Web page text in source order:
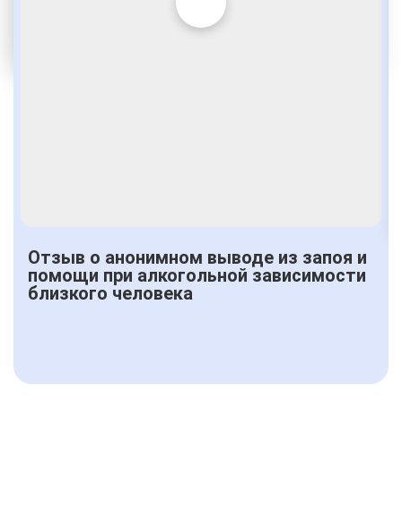
Отзыв о анонимном выводе из запоя и
помощи при алкогольной зависимости
близкого человека